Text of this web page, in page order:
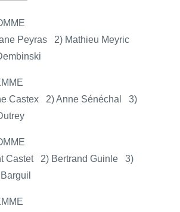
Peyras 2) Mathieu Meyric
Castex 2) Anne Sénéchal 3)
Castet 2) Bertrand Guinle 3)